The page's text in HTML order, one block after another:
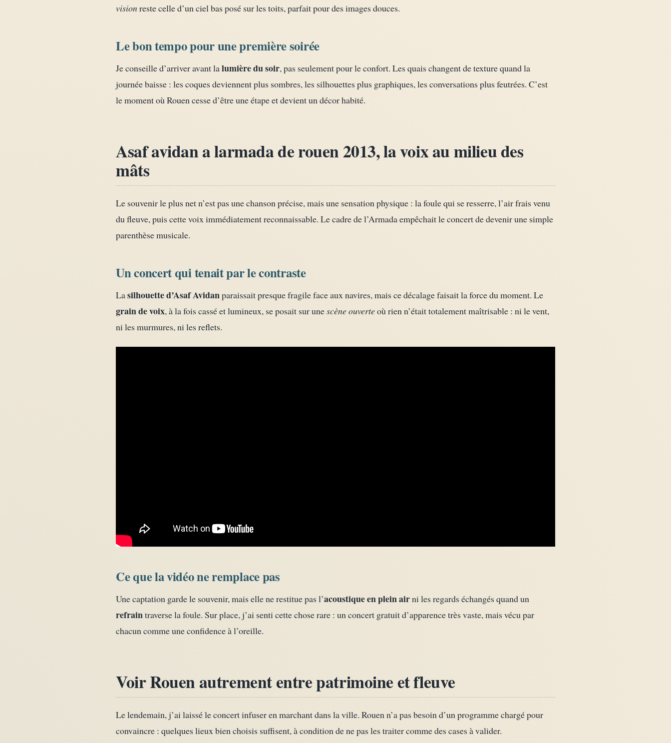
visionreste celle d’un ciel bas posé sur les toits, parfait pour des images douces.
Le bon tempo pour une première soirée
Je conseille d’arriver avant lalumière du soir, pas seulement pour le confort. Les quais changent de texture quand la
journée baisse : les coques deviennent plus sombres, les silhouettes plus graphiques, les conversations plus feutrées. C’est
le moment où Rouen cesse d’être une étape et devient un décor habité.
Asaf avidan a larmada de rouen 2013, la voix au milieu des
mâts
Le souvenir le plus net n’est pas une chanson précise, mais une sensation physique : la foule qui se resserre, l’air frais venu
du fleuve, puis cette voix immédiatement reconnaissable. Le cadre de l’Armada empêchait le concert de devenir une simple
parenthèse musicale.
Un concert qui tenait par le contraste
Lasilhouette d’Asaf Avidanparaissait presque fragile face aux navires, mais ce décalage faisait la force du moment. Le
grain de voix, à la fois cassé et lumineux, se posait sur unescène ouverteoù rien n’était totalement maîtrisable : ni le vent,
ni les murmures, ni les reflets.
Ce que la vidéo ne remplace pas
Une captation garde le souvenir, mais elle ne restitue pas l’acoustique en plein airni les regards échangés quand un
refraintraverse la foule. Sur place, j’ai senti cette chose rare : un concert gratuit d’apparence très vaste, mais vécu par
chacun comme une confidence à l’oreille.
Voir Rouen autrement entre patrimoine et fleuve
Le lendemain, j’ai laissé le concert infuser en marchant dans la ville. Rouen n’a pas besoin d’un programme chargé pour
convaincre : quelques lieux bien choisis suffisent, à condition de ne pas les traiter comme des cases à valider.